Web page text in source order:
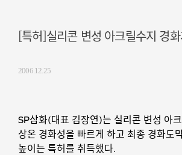
[특허]실리콘 변성 아크릴수지 경
2006.12.25
SP삼화(대표 김장연)는 실리콘 변성 아
상온 경화성을 빠르게 하고 최종 경화도
높이는 특허를 취득했다.